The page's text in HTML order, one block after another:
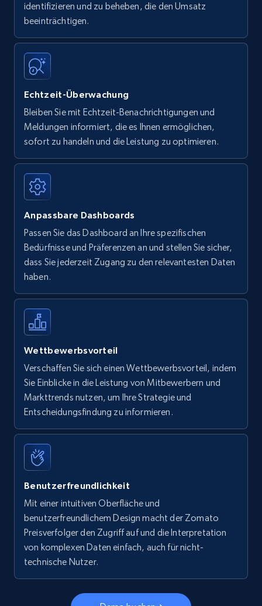
identifizieren und zu beheben, die den Umsatz
beeinträchtigen.
Echtzeit-Überwachung
Bleiben Sie mit Echtzeit-Benachrichtigungen und
Meldungen informiert, die es Ihnen ermöglichen,
sofort zu handeln und die Leistung zu optimieren.
Anpassbare Dashboards
Passen Sie das Dashboard an Ihre spezifischen
Bedürfnisse und Präferenzen an und stellen Sie sicher,
dass Sie jederzeit Zugang zu den relevantesten Daten
haben.
Wettbewerbsvorteil
Verschaffen Sie sich einen Wettbewerbsvorteil, indem
Sie Einblicke in die Leistung von Mitbewerbern und
Markttrends nutzen, um Ihre Strategie und
Entscheidungsfindung zu informieren.
Benutzerfreundlichkeit
Mit einer intuitiven Oberfläche und
benutzerfreundlichem Design macht der Zomato
Preisverfolger den Zugriff auf und die Interpretation
von komplexen Daten einfach, auch für nicht-
technische Nutzer.